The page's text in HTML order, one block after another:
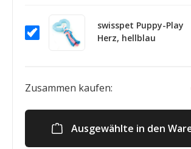
swisspet Puppy-Play
Herz, hellblau
Zusammen kaufen:
Ausgewählte in den